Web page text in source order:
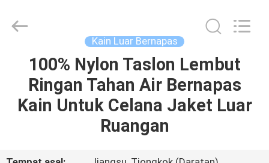
RUMAH
PRODUK
Textile
Co.,Ltd.
Kain Luar Bernapas
100% Nylon Taslon Lembut
Ringan Tahan Air Bernapas
Kain Untuk Celana Jaket Luar
Ruangan